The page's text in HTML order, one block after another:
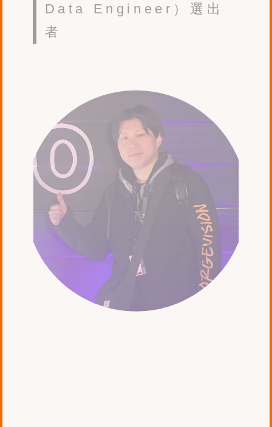
Data Engineer）選出
者